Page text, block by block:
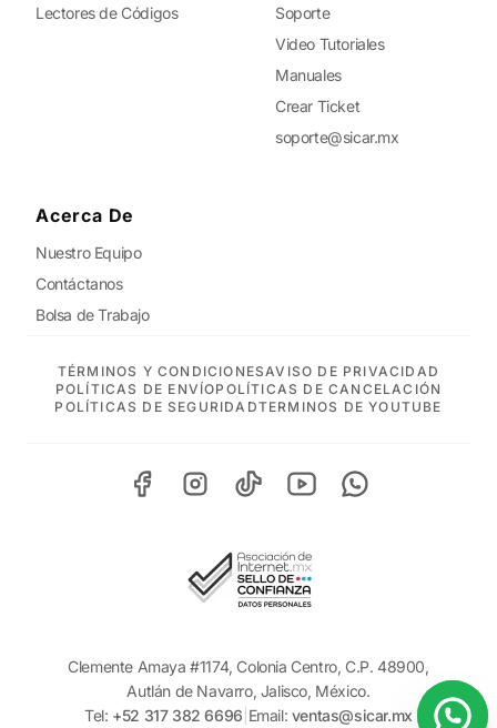
Lectores de Códigos
Soporte
Video Tutoriales
Manuales
Crear Ticket
soporte@sicar.mx
Acerca De
Nuestro Equipo
Contáctanos
Bolsa de Trabajo
TÉRMINOS Y CONDICIONESAVISO DE PRIVACIDAD
POLÍTICAS DE ENVÍOPOLÍTICAS DE CANCELACIÓN
POLÍTICAS DE SEGURIDADTERMINOS DE YOUTUBE
Clemente Amaya #1174, Colonia Centro, C.P. 48900,
Autlán de Navarro, Jalisco, México.
Tel: +52 317 382 6696 Email: ventas@sicar.mx